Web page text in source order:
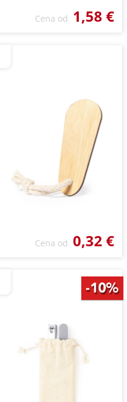
Cena od 1,58 €
Cena od 0,32 €